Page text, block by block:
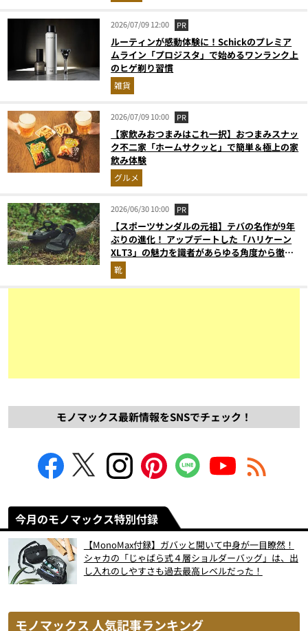
2026/07/09 12:00 PR
ルーティンが感動体験に！Schickのプレミア
ムライン「プロジスタ」で始めるワンランク上
のヒゲ剃り習慣
雑貨
2026/07/09 10:00 PR
【家飲みおつまみはこれ一択】おつまみスナッ
ク不二家「ホームサクッと」で簡単＆極上の家
飲み体験
グルメ
2026/06/30 10:00 PR
【スポーツサンダルの元祖】テバの名作が9年
ぶりの進化！ アップデートした「ハリケーン
XLT3」の魅力を識者があらゆる角度から徹底
解説！
靴
モノマックス最新情報をSNSでチェック！
今月のモノマックス特別付録
【MonoMax付録】ガバッと開いて中身が一目瞭然！
シャカの「じゃばら式４層ショルダーバッグ」は、出
し入れのしやすさも過去最高レベルだった！
モノマックス 人気記事ランキング